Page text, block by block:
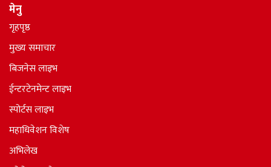
मेनु
गृहपृष्ठ
मुख्य समाचार
बिजनेस लाइभ
ईन्टरटेनमेन्ट लाइभ
स्पोर्टस लाइभ
महाधिवेशन विशेष
अभिलेख